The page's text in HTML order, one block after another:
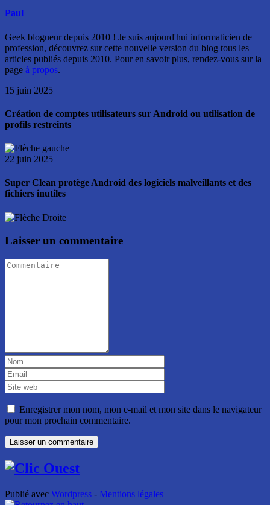
Paul
Geek blogueur depuis 2010 ! Je suis aujourd'hui informaticien de
profession, découvrez sur cette nouvelle version du blog tous les
articles publiés depuis 2010. Pour en savoir plus, rendez-vous sur la
page à propos.
15 juin 2025
Création de comptes utilisateurs sur Android ou utilisation de
profils restreints
22 juin 2025
Super Clean protège Android des logiciels malveillants et des
fichiers inutiles
Laisser un commentaire
Enregistrer mon nom, mon e-mail et mon site dans le navigateur
pour mon prochain commentaire.
Publié avec Wordpress - Mentions légales